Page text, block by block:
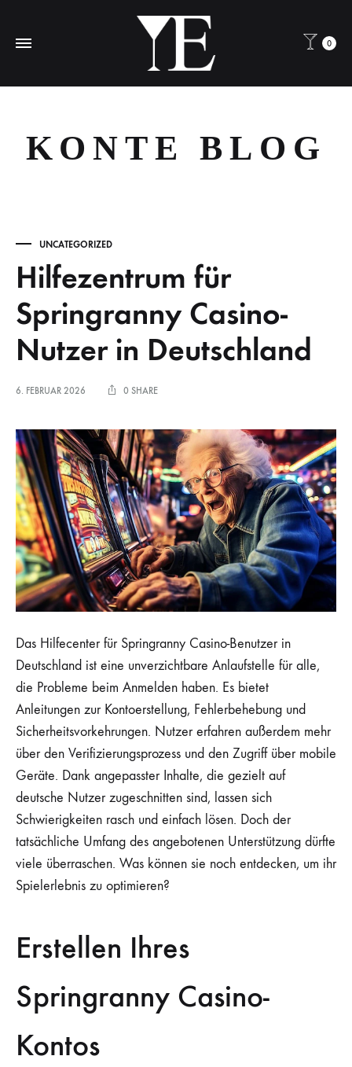
0
KONTE BLOG
UNCATEGORIZED
Hilfezentrum für
Springranny Casino-
Nutzer in Deutschland
6. FEBRUAR 2026 0 SHARE
Das Hilfecenter für Springranny Casino-Benutzer in
Deutschland ist eine unverzichtbare Anlaufstelle für alle,
die Probleme beim Anmelden haben. Es bietet
Anleitungen zur Kontoerstellung, Fehlerbehebung und
Sicherheitsvorkehrungen. Nutzer erfahren außerdem mehr
über den Verifizierungsprozess und den Zugriff über mobile
Geräte. Dank angepasster Inhalte, die gezielt auf
deutsche Nutzer zugeschnitten sind, lassen sich
Schwierigkeiten rasch und einfach lösen. Doch der
tatsächliche Umfang des angebotenen Unterstützung dürfte
viele überraschen. Was können sie noch entdecken, um ihr
Spielerlebnis zu optimieren?
Erstellen Ihres
Springranny Casino-
Kontos